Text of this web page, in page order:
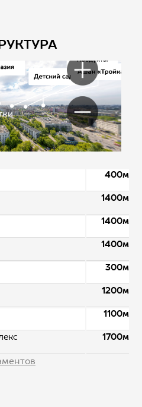
400м
1400м
1400м
1400м
300м
1200м
1100м
1700м